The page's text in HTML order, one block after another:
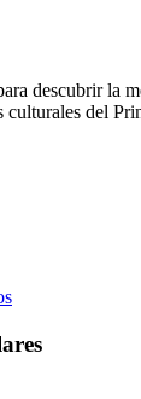
descubrir la
culturales del